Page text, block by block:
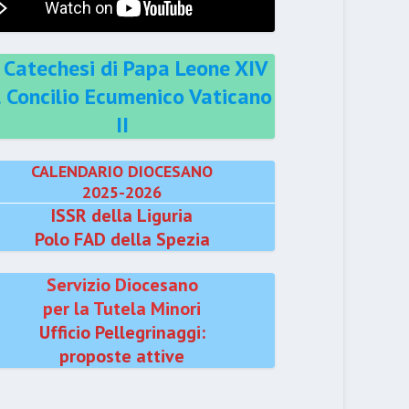
Catechesi di Papa Leone XIV
Ecumenico Vaticano
II
CALENDARIO DIOCESANO
2025-2026
ISSR della Liguria
Polo FAD della Spezia
Servizio Diocesano
per la Tutela Minori
Ufficio Pellegrinaggi:
proposte attive